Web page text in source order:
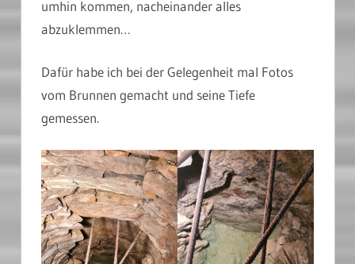
umhin kommen, nacheinander alles
abzuklemmen…
Dafür habe ich bei der Gelegenheit mal Fotos
vom Brunnen gemacht und seine Tiefe
gemessen.